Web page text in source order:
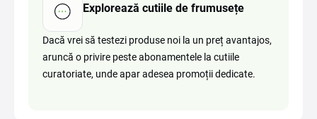
Explorează cutiile de frumusețe
Dacă vrei să testezi produse noi la un preț avantajos,
aruncă o privire peste abonamentele la cutiile
curatoriate, unde apar adesea promoții dedicate.